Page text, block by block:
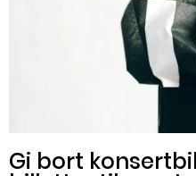
Gi bort